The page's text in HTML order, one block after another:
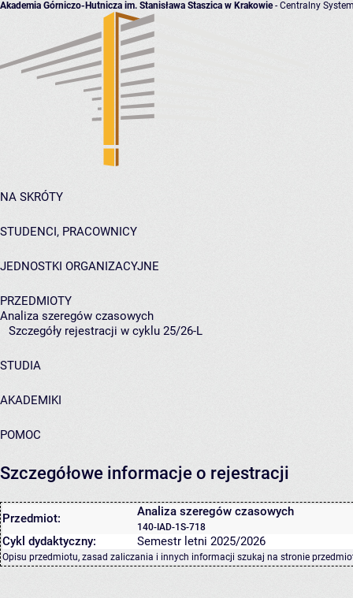
Akademia Górniczo-Hutnicza im. Stanisława Staszica w Krakowie- Centralny
NA SKRÓTY
STUDENCI, PRACOWNICY
JEDNOSTKI ORGANIZACYJNE
PRZEDMIOTY
Analiza szeregów czasowych
Szczegóły rejestracji w cyklu 25/26-L
STUDIA
AKADEMIKI
POMOC
Szczegółowe informacje o rejestracji
Przedmiot: Analiza szeregów czasowych
140-IAD-1S-718
Cykl dydaktyczny: Semestr letni 2025/2026
Opisu przedmiotu, zasad zaliczania i innych informacji szukaj na stronie